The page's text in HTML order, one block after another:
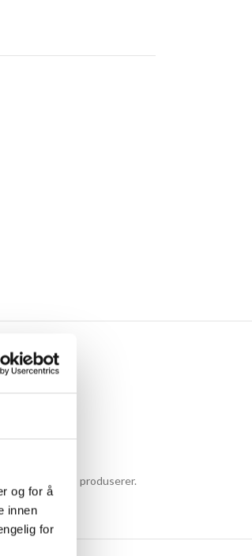
og for å
innen
for
fremdeles produserer.